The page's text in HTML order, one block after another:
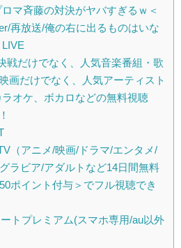
マ斉藤の対決がヤバすぎるｗ＜
再放送/俺の右に出るものはいな
LIVE
戦だけでなく、人気音楽番組・歌
画だけでなく、人気アーティスト
オケ、ボカロなどの無料視聴
（アニメ/映画/ドラマ/エンタメ/
ラビア/アダルトなど14日間無料
ポイント付与＞でフル視聴でき
トプレミアム(スマホ専用/au以外